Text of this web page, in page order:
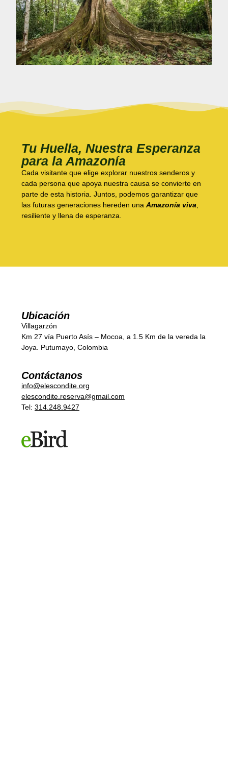
Tu Huella, Nuestra Esperanza
para la Amazonía
Cada visitante que elige explorar nuestros senderos y
cada persona que apoya nuestra causa se convierte en
parte de esta historia. Juntos, podemos garantizar que
las futuras generaciones hereden una Amazonía viva,
resiliente y llena de esperanza.
Ubicación
Villagarzón
Km 27 vía Puerto Asís – Mocoa, a 1.5 Km de la vereda la
Joya. Putumayo, Colombia
Contáctanos
info@elescondite.org
elescondite.reserva@gmail.com
Tel: 314.248.9427